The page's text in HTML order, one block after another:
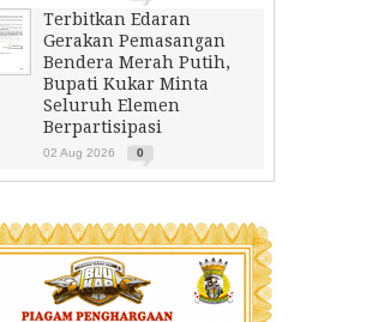
Terbitkan Edaran
Gerakan Pemasangan
Bendera Merah Putih,
Bupati Kukar Minta
Seluruh Elemen
Berpartisipasi
02 Aug 2026 0